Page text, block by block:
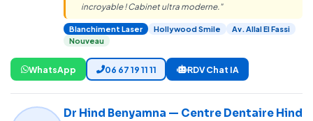
incroyable ! Cabinet ultra moderne."
Blanchiment Laser Hollywood Smile
Av. Allal El Fassi
Nouveau
WhatsApp 06 67 19 11 11 RDV Chat IA
Dr Hind Benyamna — Centre Dentaire Hind